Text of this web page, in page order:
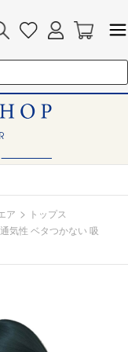
ア > トップス
気性 ベタつかない 吸